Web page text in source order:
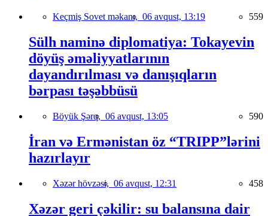
Keçmiş Sovet məkanı, 06 avqust, 13:19 559
Sülh naminə diplomatiya: Tokayevin
döyüş əməliyyatlarının
dayandırılması və danışıqların
bərpası təşəbbüsü
Böyük Şərq, 06 avqust, 13:05 590
İran və Ermənistan öz “TRIPP”lərini
hazırlayır
Xəzər hövzəsi, 06 avqust, 12:31 458
Xəzər geri çəkilir: su balansına dair